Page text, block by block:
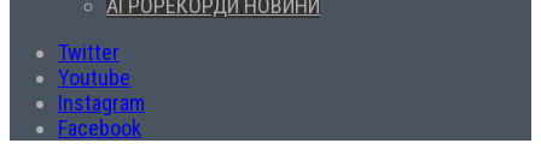
АГРОРЕКОРДИ НОВИНИ
Twitter
Youtube
Instagram
Facebook